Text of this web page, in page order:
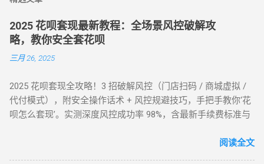
2025 花呗套现最新教程：全场景风控破解攻
略，教你安全套花呗
三月 26, 2025
2025 花呗套现全攻略！3 招破解风控（门店扫码 / 商城虚拟 /
代付模式），附安全操作话术 + 风控规避技巧，手把手教你‘花
呗怎么套现’。实测深度风控成功率 98%，含最新手续费标准与
教程：全场景风控破解攻略，教你安全套花呗 在移动支付普
阅读全文